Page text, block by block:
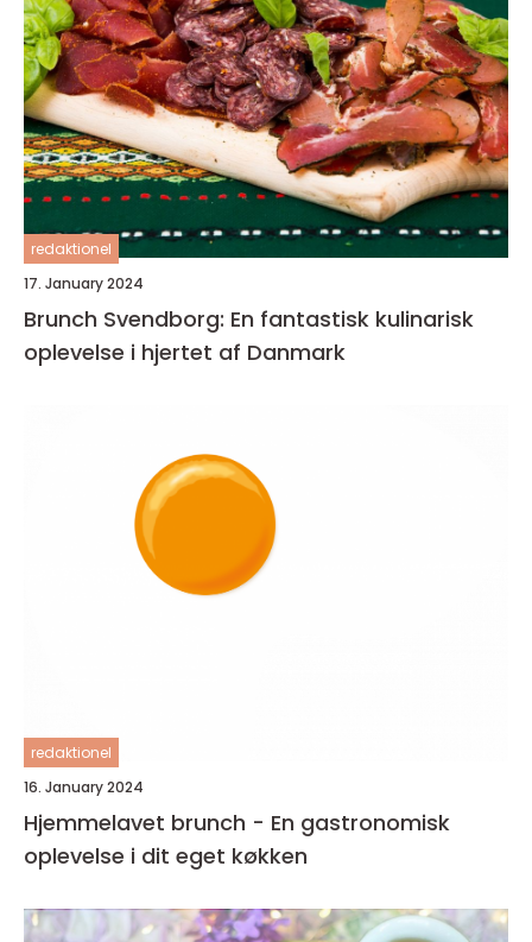
redaktionel
17. January 2024
Brunch Svendborg: En fantastisk kulinarisk
oplevelse i hjertet af Danmark
redaktionel
16. January 2024
Hjemmelavet brunch - En gastronomisk
oplevelse i dit eget køkken